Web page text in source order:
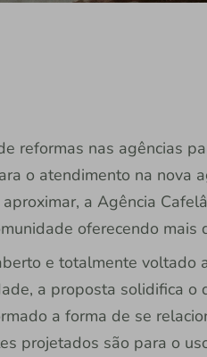
reformas nas agências
o atendimento na nova
a Agência
oferecendo mais
e totalmente voltado
a proposta solidifica o
a forma de se
projetados são para o